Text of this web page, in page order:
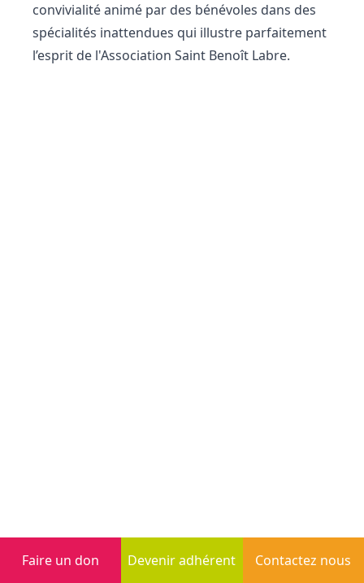
Faire un don Devenir adhérent Contactez nous
convivialité animé par des bénévoles dans des
spécialités inattendues qui illustre parfaitement
l’esprit de l'Association Saint Benoît Labre.